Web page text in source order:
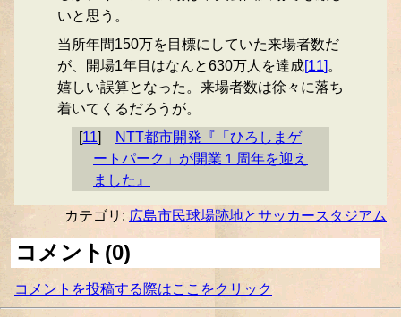
いと思う。
当所年間150万を目標にしていた来場者数だ
が、開場1年目はなんと630万人を達成[11] 。
嬉しい誤算となった。来場者数は徐々に落ち
着いてくるだろうが。
[11]
NTT都市開発『「ひろしまゲ
ートパーク」が開業１周年を迎え
ました』
カテゴリ: 広島市民球場跡地とサッカースタジアム
コメント(0)
コメントを投稿する際はここをクリック